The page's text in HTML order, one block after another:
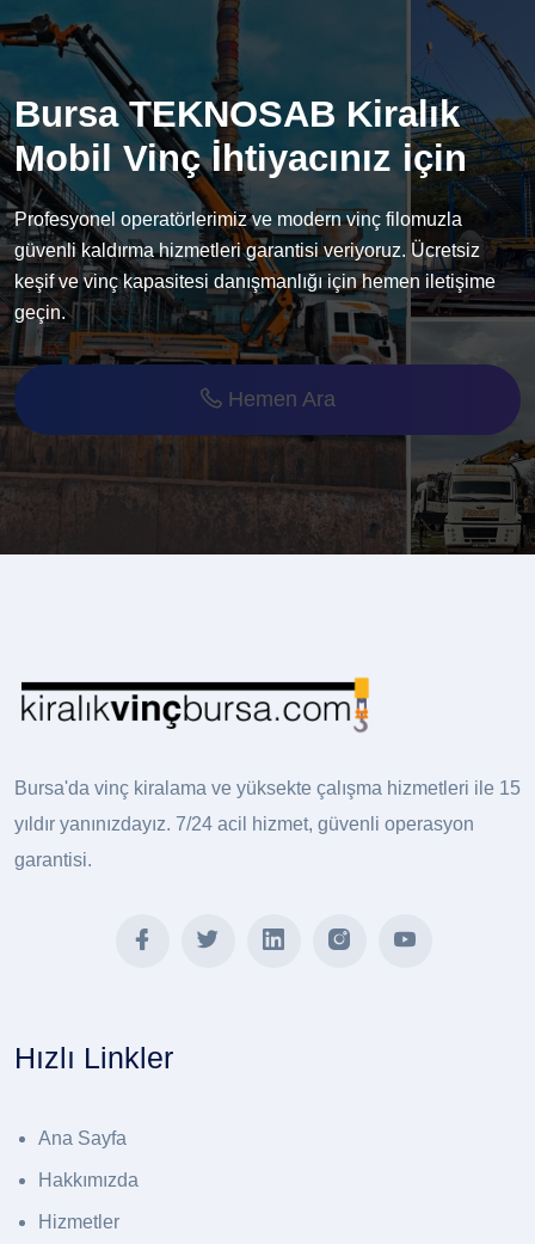
Bursa TEKNOSAB Kiralık
Mobil Vinç İhtiyacınız için
Profesyonel operatörlerimiz ve modern vinç filomuzla
güvenli kaldırma hizmetleri garantisi veriyoruz. Ücretsiz
keşif ve vinç kapasitesi danışmanlığı için hemen iletişime
geçin.
Hemen Ara
Bursa'da vinç kiralama ve yüksekte çalışma hizmetleri ile 15
yıldır yanınızdayız. 7/24 acil hizmet, güvenli operasyon
garantisi.
Hızlı Linkler
Ana Sayfa
Hakkımızda
Hizmetler